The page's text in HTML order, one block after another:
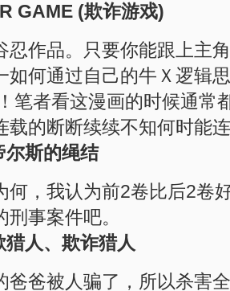
GAME (欺诈游戏)
忍作品。只要你能跟上主
如何通过自己的牛Ｘ逻辑
笔者看这漫画的时候通常
载的断断续续不知何时能
尔斯的绳结
何，我认为前2卷比后2卷
刑事案件吧。
猎人、欺诈猎人
爸爸被人骗了，所以杀害